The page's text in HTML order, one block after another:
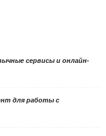
сервисы и онлайн-
для работы с